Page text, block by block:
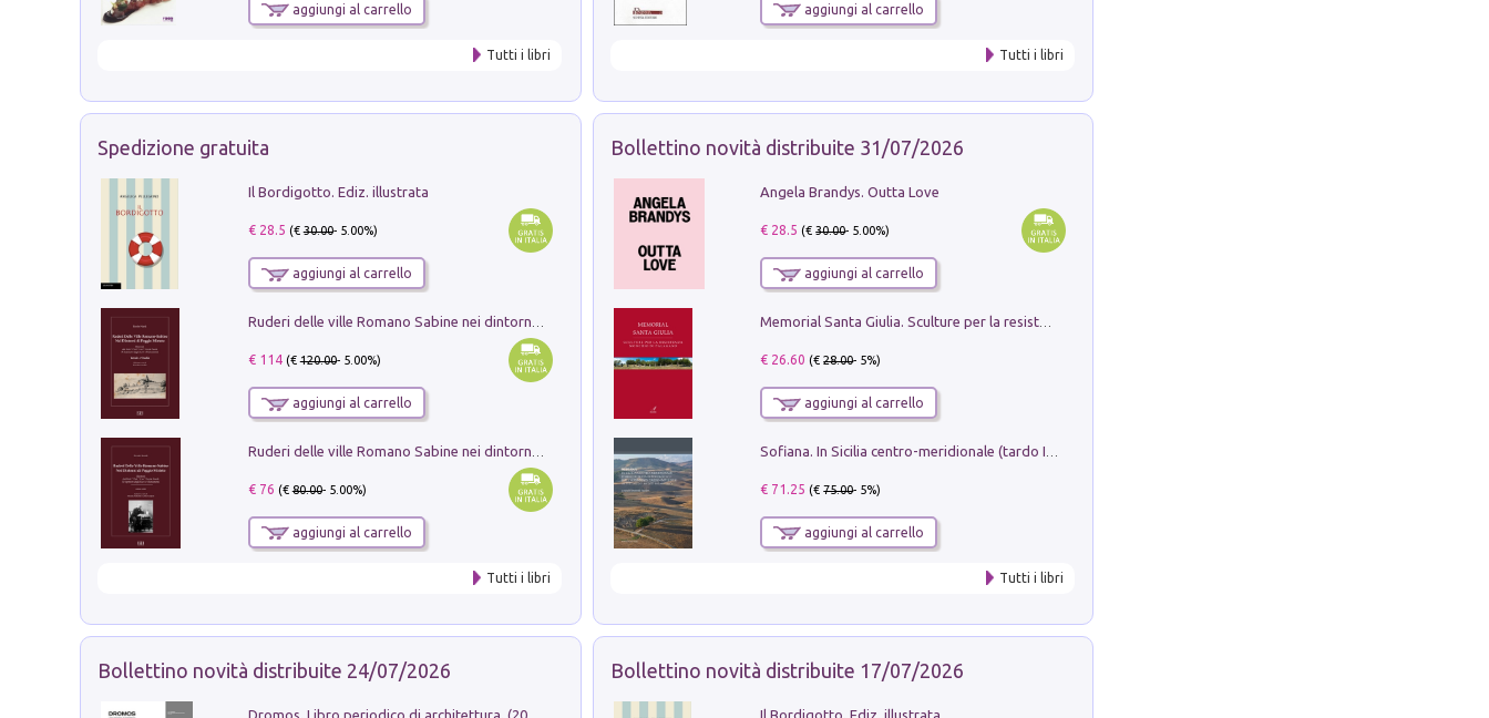
aggiungi al carrello
Tutti i libri
aggiungi al carrello
Tutti i libri
Spedizione gratuita
Il Bordigotto. Ediz. illustrata
€ 28.5 (€30.00- 5.00%)
aggiungi al carrello
€ 114(€120.00- 5.00%)
aggiungi al carrello
€ 76 (€80.00- 5.00%)
aggiungi al carrello
Tutti i libri
Bollettino novità distribuite 31/07/2026
Angela Brandys. Outta Love
€ 28.5 (€30.00- 5.00%)
aggiungi al carrello
€ 26.60 (€28.00- 5%)
aggiungi al carrello
€ 71.25 (€75.00- 5%)
aggiungi al carrello
Tutti i libri
Bollettino novità distribuite 24/07/2026 Bollettino novità distribuite 17/07/2026
Il Bordigotto. Ediz. illustrata